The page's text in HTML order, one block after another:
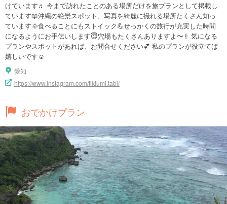
けています♬ 今まで訪れたことのある場所だけを旅プランとして掲載し
ています📖沖縄の絶景スポット、写真を綺麗に撮れる場所たくさん知っ
ています🌞食べることにもストイック💪せっかくの旅行が充実した時間
になるようにお手伝いします😇穴場もたくさんありますよ〜✌︎ 気になる
プランやスポットがあれば、お問合せください💕 私のプランが役立てば
嬉しいです☺️
愛知
https://www.instagram.com/tikiumi.tabi/
おでかけプラン